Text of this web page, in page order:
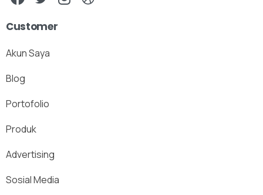
Customer
Akun Saya
Blog
Portofolio
Produk
Advertising
Sosial Media